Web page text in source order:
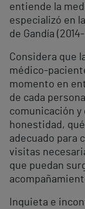
entiende la
especializó en
de Gandía
Considera que
médico-
momento en
de cada
comunicación
honestidad,
adecuado para
visitas
que puedan
Inquieta e